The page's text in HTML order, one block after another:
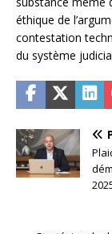
éthique de
contestation
du système